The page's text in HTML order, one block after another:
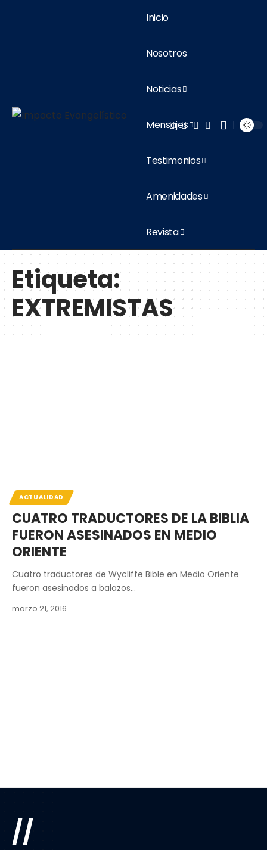
Inicio
Nosotros
Noticias
Mensajes
Testimonios
Amenidades
Revista
Etiqueta:
EXTREMISTAS
ACTUALIDAD
CUATRO TRADUCTORES DE LA BIBLIA
FUERON ASESINADOS EN MEDIO
ORIENTE
Cuatro traductores de Wycliffe Bible en Medio Oriente
fueron asesinados a balazos…
marzo 21, 2016
//